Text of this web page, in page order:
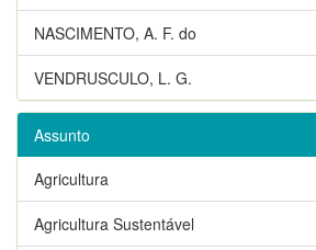
NASCIMENTO, A. F. do
VENDRUSCULO, L. G.
Assunto
Agricultura
Agricultura Sustentável